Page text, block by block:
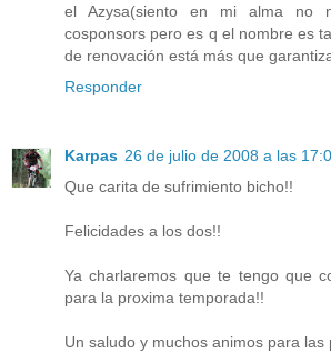
el Azysa(siento en mi alma no
cosponsors pero es q el nombre es
de renovación está más que
Responder
Karpas 26 de julio de 2008 a las
Que carita de sufrimiento bicho!!
Felicidades a los dos!!
Ya charlaremos que te tengo que
para la proxima temporada!!
Un saludo y muchos animos para las